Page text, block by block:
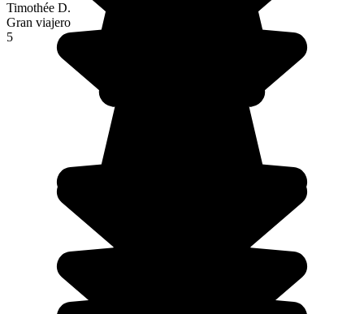
Timothée D.
Gran viajero
5